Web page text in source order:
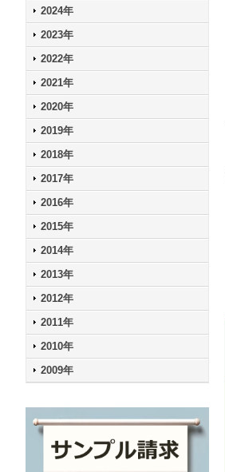
2024年
2023年
2022年
2021年
2020年
2019年
2018年
2017年
2016年
2015年
2014年
2013年
2012年
2011年
2010年
2009年